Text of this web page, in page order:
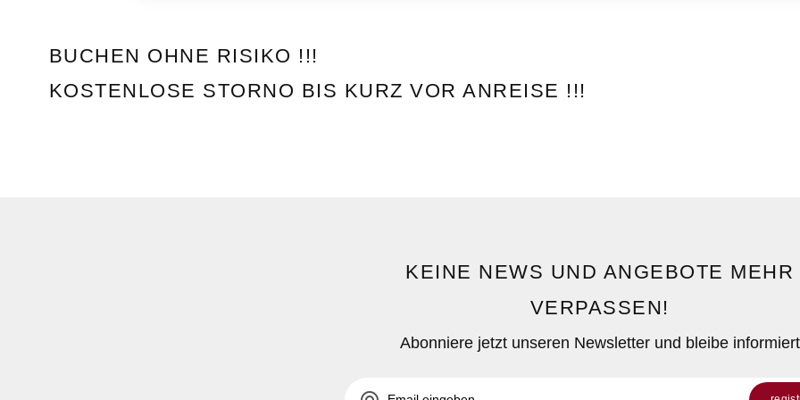
BUCHEN OHNE RISIKO !!!
KOSTENLOSE STORNO BIS KURZ VOR ANREISE !!!
KEINE NEWS UND ANGEBOTE MEHR
VERPASSEN!
Abonniere jetzt unseren Newsletter und bleibe informiert